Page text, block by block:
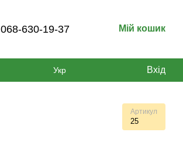
068-630-19-37 Мій кошик
Укр Вхід
Артикул
25